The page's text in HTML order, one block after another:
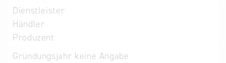
Dienstleister
Händler
Produzent
Gründungsjahr keine Angabe